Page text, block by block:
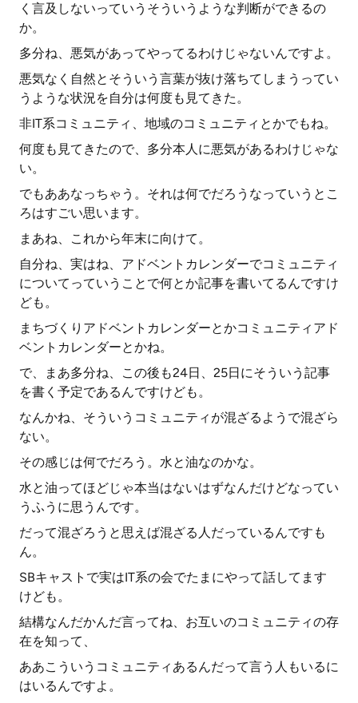
く言及しないっていうそういうような判断ができるの
か。
多分ね、悪気があってやってるわけじゃないんですよ。
悪気なく自然とそういう言葉が抜け落ちてしまうってい
うような状況を自分は何度も見てきた。
非IT系コミュニティ、地域のコミュニティとかでもね。
何度も見てきたので、多分本人に悪気があるわけじゃな
い。
でもああなっちゃう。それは何でだろうなっていうとこ
ろはすごい思います。
まあね、これから年末に向けて。
自分ね、実はね、アドベントカレンダーでコミュニティ
についてっていうことで何とか記事を書いてるんですけ
ども。
まちづくりアドベントカレンダーとかコミュニティアド
ベントカレンダーとかね。
で、まあ多分ね、この後も24日、25日にそういう記事
を書く予定であるんですけども。
なんかね、そういうコミュニティが混ざるようで混ざら
ない。
その感じは何でだろう。水と油なのかな。
水と油ってほどじゃ本当はないはずなんだけどなってい
うふうに思うんです。
だって混ざろうと思えば混ざる人だっているんですも
ん。
SBキャストで実はIT系の会でたまにやって話してます
けども。
結構なんだかんだ言ってね、お互いのコミュニティの存
在を知って、
ああこういうコミュニティあるんだって言う人もいるに
はいるんですよ。